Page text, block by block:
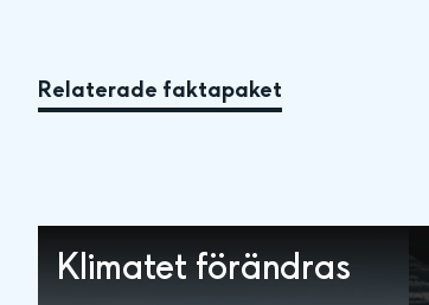
Relaterade faktapaket
Klimatet förändras